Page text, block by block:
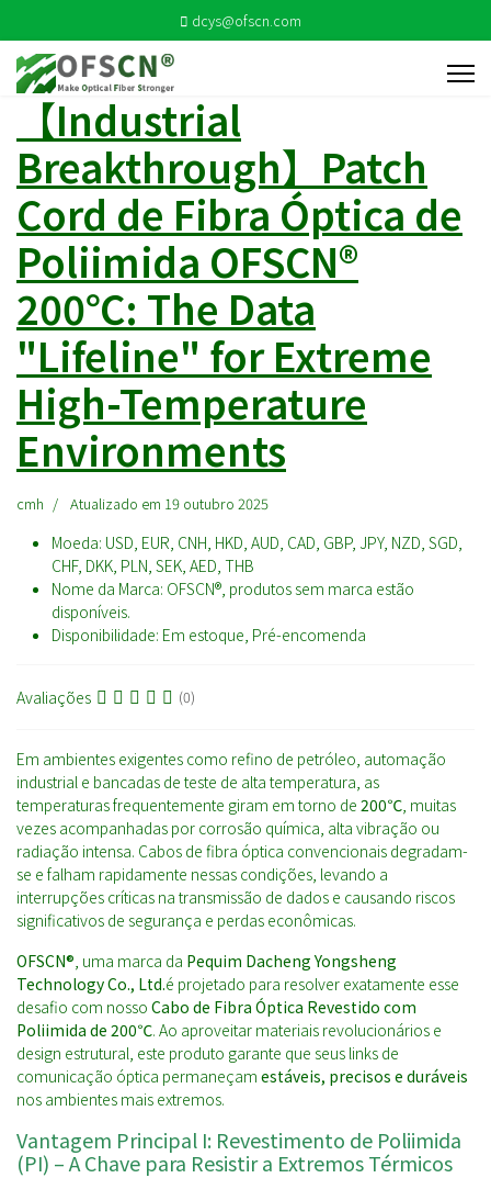
dcys@ofscn.com
【Industrial
Breakthrough】Patch
Cord de Fibra Óptica de
Poliimida OFSCN®
200℃: The Data
"Lifeline" for Extreme
High-Temperature
Environments
cmh Atualizado em 19 outubro 2025
Moeda: USD, EUR, CNH, HKD, AUD, CAD, GBP, JPY, NZD, SGD,
CHF, DKK, PLN, SEK, AED, THB
Nome da Marca: OFSCN®, produtos sem marca estão
disponíveis.
Disponibilidade: Em estoque, Pré-encomenda
Avaliações (0)
Em ambientes exigentes como refino de petróleo, automação
industrial e bancadas de teste de alta temperatura, as
temperaturas frequentemente giram em torno de 200℃, muitas
vezes acompanhadas por corrosão química, alta vibração ou
radiação intensa. Cabos de fibra óptica convencionais degradam-
se e falham rapidamente nessas condições, levando a
interrupções críticas na transmissão de dados e causando riscos
significativos de segurança e perdas econômicas.
OFSCN®, uma marca da Pequim Dacheng Yongsheng
Technology Co., Ltd.é projetado para resolver exatamente esse
desafio com nosso Cabo de Fibra Óptica Revestido com
Poliimida de 200℃. Ao aproveitar materiais revolucionários e
design estrutural, este produto garante que seus links de
comunicação óptica permaneçam estáveis, precisos e duráveis
nos ambientes mais extremos.
Vantagem Principal I: Revestimento de Poliimida
(PI) – A Chave para Resistir a Extremos Térmicos